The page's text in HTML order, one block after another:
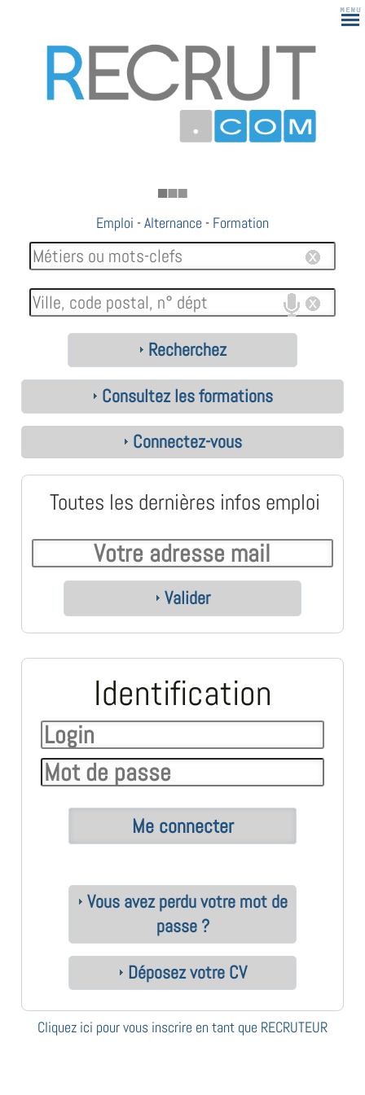
183
Emploi -Alternance - Formation
Recherchez
Consultez les formations
Connectez-vous
Toutes les dernières infos emploi
Valider
Identification
Vous avez perdu votre mot de
passe ?
Déposez votre CV
Cliquez ici pour vous inscrire en tant que RECRUTEUR